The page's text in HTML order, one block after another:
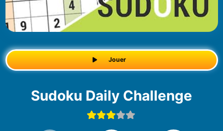
Jouer
Sudoku Daily Challenge